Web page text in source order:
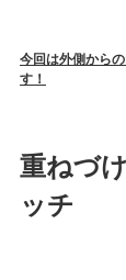
今回は外側から
す！
重ねづ
ッチ